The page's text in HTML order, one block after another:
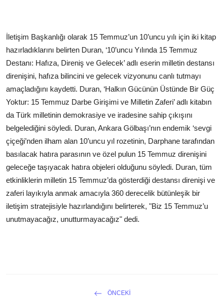
İletişim Başkanlığı olarak 15 Temmuz’un 10’uncu yılı için iki kitap
hazırladıklarını belirten Duran, ‘10’uncu Yılında 15 Temmuz
Destanı: Hafıza, Direniş ve Gelecek’ adlı eserin milletin destansı
direnişini, hafıza bilincini ve gelecek vizyonunu canlı tutmayı
amaçladığını kaydetti. Duran, ‘Halkın Gücünün Üstünde Bir Güç
Yoktur: 15 Temmuz Darbe Girişimi ve Milletin Zaferi’ adlı kitabın
da Türk milletinin demokrasiye ve iradesine sahip çıkışını
belgelediğini söyledi. Duran, Ankara Gölbaşı’nın endemik ‘sevgi
çiçeği’nden ilham alan 10’uncu yıl rozetinin, Darphane tarafından
basılacak hatıra parasının ve özel pulun 15 Temmuz direnişini
geleceğe taşıyacak hatıra objeleri olduğunu söyledi. Duran, tüm
etkinliklerin milletin 15 Temmuz’da gösterdiği destansı direnişi ve
zaferi layıkıyla anmak amacıyla 360 derecelik bütünleşik bir
iletişim stratejisiyle hazırlandığını belirterek, "Biz 15 Temmuz’u
unutmayacağız, unutturmayacağız" dedi.
ÖNCEKI